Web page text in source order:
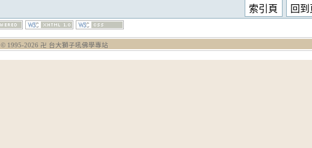
© 1995-2026 卍 台大獅子吼佛學專站